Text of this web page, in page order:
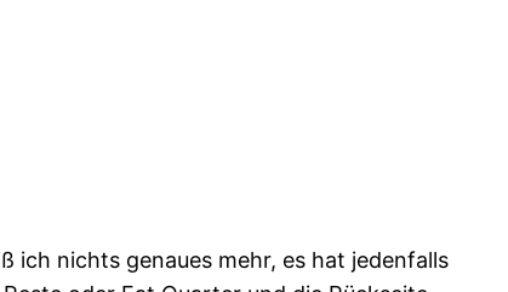
ich nichts genaues mehr, es hat jedenfalls